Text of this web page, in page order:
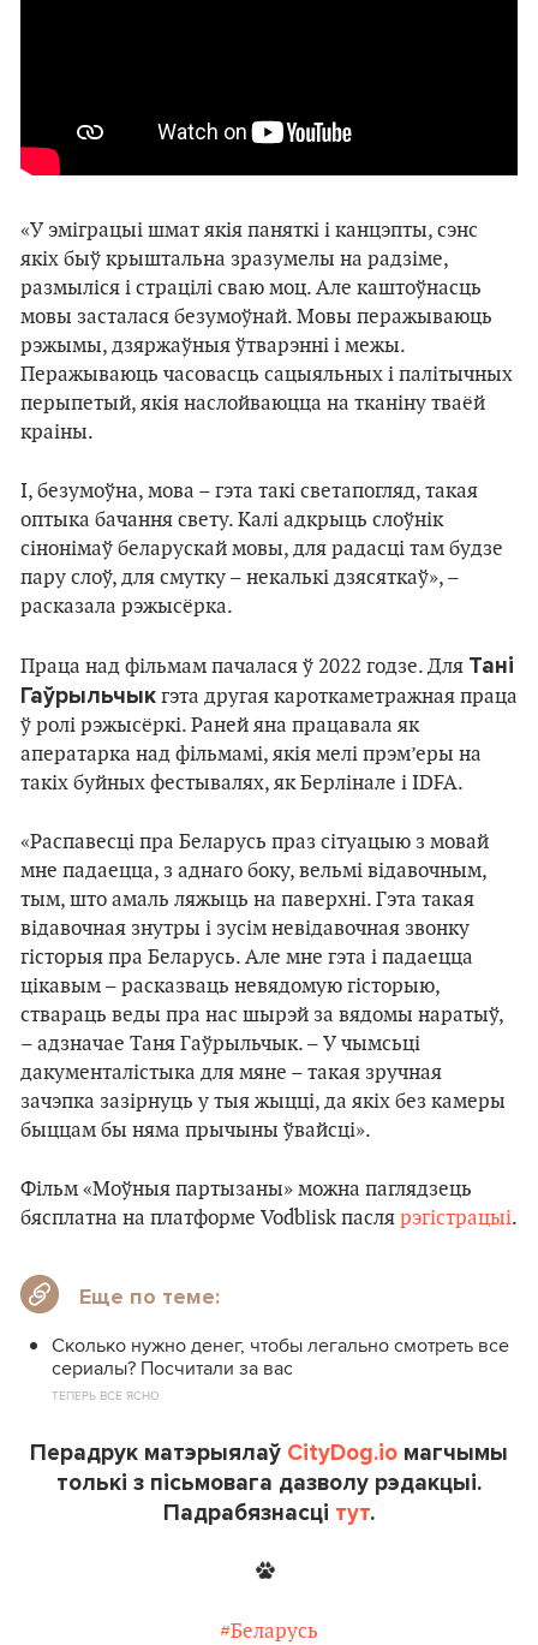
«У эміграцыі шмат якія паняткі і канцэпты, сэнс
якіх быў крыштальна зразумелы на радзіме,
размыліся і страцілі сваю моц. Але каштоўнасць
мовы засталася безумоўнай. Мовы перажываюць
рэжымы, дзяржаўныя ўтварэнні і межы.
Перажываюць часовасць сацыяльных і палітычных
перыпетый, якія наслойваюцца на тканіну тваёй
краіны.
І, безумоўна, мова – гэта такі светапогляд, такая
оптыка бачання свету. Калі адкрыць слоўнік
сінонімаў беларускай мовы, для радасці там будзе
пару слоў, для смутку – некалькі дзясяткаў», –
расказала рэжысёрка.
Праца над фільмам пачалася ў 2022 годзе. Для Тані
Гаўрыльчык гэта другая кароткаметражная праца
ў ролі рэжысёркі. Раней яна працавала як
аператарка над фільмамі, якія мелі прэм’еры на
такіх буйных фестывалях, як Берлінале і IDFA.
«Распавесці пра Беларусь праз сітуацыю з мовай
мне падаецца, з аднаго боку, вельмі відавочным,
тым, што амаль ляжыць на паверхні. Гэта такая
відавочная знутры і зусім невідавочная звонку
гісторыя пра Беларусь. Але мне гэта і падаецца
цікавым – расказваць невядомую гісторыю,
ствараць веды пра нас шырэй за вядомы наратыў,
– адзначае Таня Гаўрыльчык. – У чымсьці
дакументалістыка для мяне – такая зручная
зачэпка зазірнуць у тыя жыцці, да якіх без камеры
быццам бы няма прычыны ўвайсці».
Фільм «Моўныя партызаны» можна паглядзець
бясплатна на платформе Vodblisk пасля рэгістрацыі.
Еще по теме:
Сколько нужно денег, чтобы легально смотреть все
сериалы? Посчитали за вас
ТЕПЕРЬ ВСЕ ЯСНО
Перадрук матэрыялаў CityDog.io магчымы
толькі з пісьмовага дазволу рэдакцыі.
Падрабязнасці тут.
#Беларусь